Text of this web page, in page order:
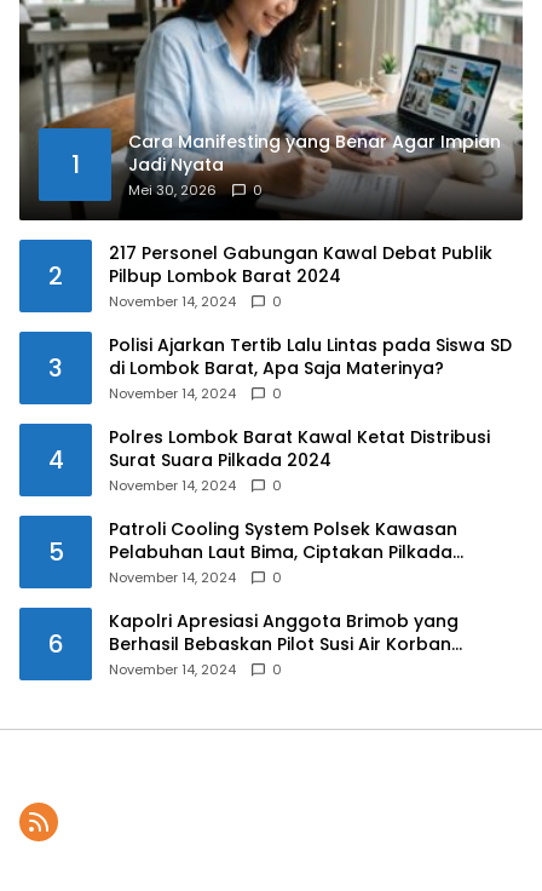
1
Cara Manifesting yang Benar Agar Impian
Jadi Nyata
Mei 30, 2026 0
2
217 Personel Gabungan Kawal Debat Publik
Pilbup Lombok Barat 2024
November 14, 2024 0
3
Polisi Ajarkan Tertib Lalu Lintas pada Siswa SD
di Lombok Barat, Apa Saja Materinya?
November 14, 2024 0
4
Polres Lombok Barat Kawal Ketat Distribusi
Surat Suara Pilkada 2024
November 14, 2024 0
5
Patroli Cooling System Polsek Kawasan
Pelabuhan Laut Bima, Ciptakan Pilkada
Serentak 2024 yang Aman dan Damai
November 14, 2024 0
6
Kapolri Apresiasi Anggota Brimob yang
Berhasil Bebaskan Pilot Susi Air Korban
Penyanderaan KKB
November 14, 2024 0